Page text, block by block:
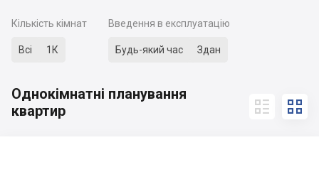
Кількість кімнат
Всі 1К
Введення в експлуатацію
Будь-який час Здан
Однокімнатні планування
квартир
 